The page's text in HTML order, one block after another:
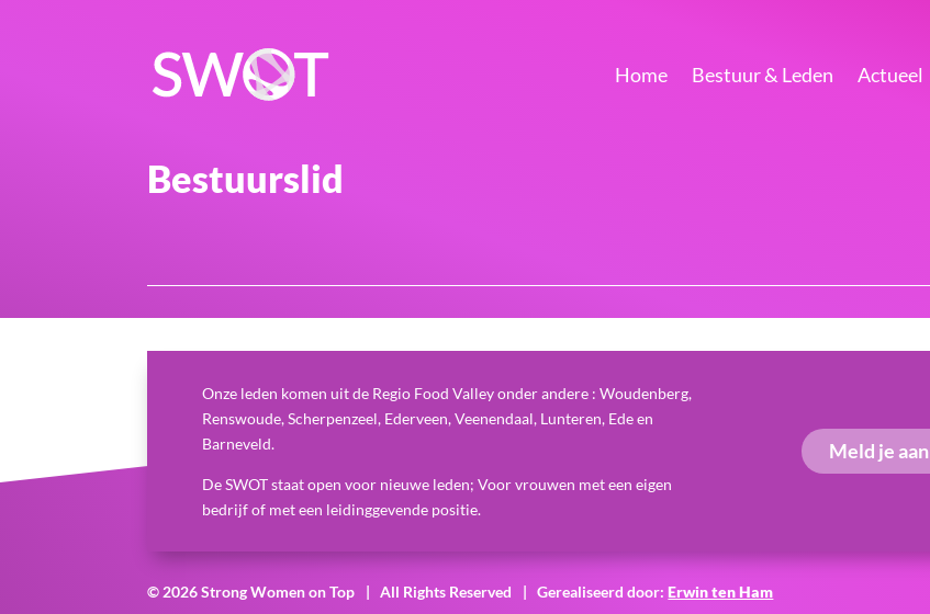
Home Bestuur & Leden Actueel
Bestuurslid
Onze leden komen uit de Regio Food Valley onder andere : Woudenberg,
Renswoude, Scherpenzeel, Ederveen, Veenendaal, Lunteren, Ede en
Barneveld.
De SWOT staat open voor nieuwe leden; Voor vrouwen met een eigen
bedrijf of met een leidinggevende positie.
Meld je aan
© 2026 Strong Women on Top | All Rights Reserved | Gerealiseerd door:Erwin ten Ham